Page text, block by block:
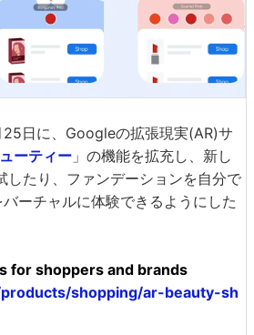
日に、Googleの拡張現実(AR)サ
ーティー 」の機能を拡充し、新し
したり、ファンデーションを自分で
ーチャルに体験できるようにした
for shoppers and brands
shopping/ar-beauty-sh